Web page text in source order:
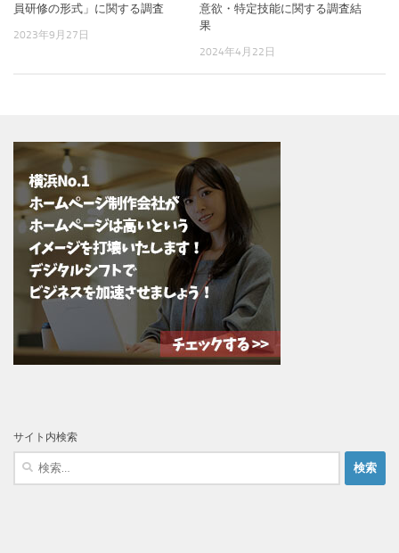
員研修の形式」に関する調査
2023年9月27日
意欲・特定技能に関する調査結
果
2024年4月22日
サイト内検索